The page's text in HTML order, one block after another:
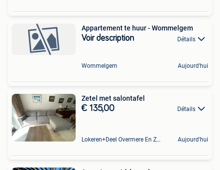
Appartement te huur - Wommelgem
Voir description Détails
Wommelgem Aujourd'hui
Zetel met salontafel
€ 135,00 Détails
Lokeren+Deel Overmere En Zele Aujourd'hui